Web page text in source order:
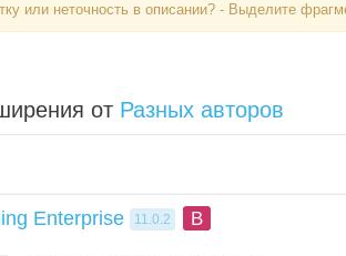
или неточность в описании? - Выделите
от Разных авторов
Enterprise 11.0.2 B